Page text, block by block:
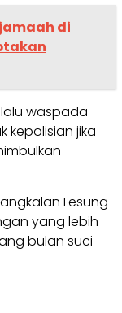
di
waspada
kepolisian jika
Lesung
yang lebih
bulan suci